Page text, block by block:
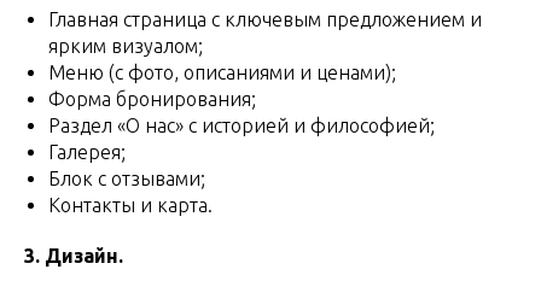
Главная страница с ключевым предложением и
ярким визуалом;
Меню (с фото, описаниями и ценами);
Форма бронирования;
Раздел «О нас» с историей и философией;
Галерея;
Блок с отзывами;
Контакты и карта.
3. Дизайн.